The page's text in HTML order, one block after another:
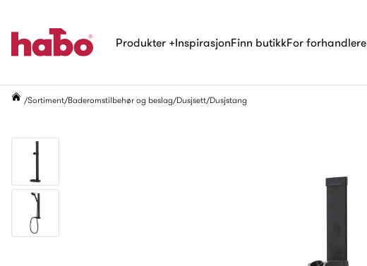
Produkter +InspirasjonFinn butikkFor forhandlere
Sortiment Baderomstilbehør og beslag Dusjsett Dusjstang